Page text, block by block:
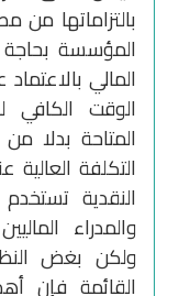
بالتزاماتها من
المؤسسة بحاجة
المالي
الوقت الكافي
المتاحة بدلا
التكلفة
النقدية
والمدراء
ولكن بغض
القائمة فإن